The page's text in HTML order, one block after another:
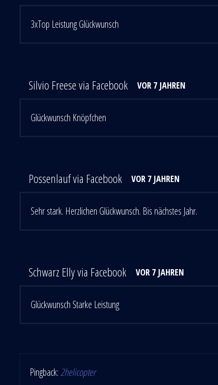
3xTop Leistung Glückwunsch
Silvio Freese via Facebook VOR 7 JAHREN
Glückwunsch Knöpfchen
Possenlauf via Facebook VOR 7 JAHREN
Sehr stark. Herzlichen Glückwunsch. Bis nächstes Jahr.
Schwarz Elly via Facebook VOR 7 JAHREN
Glückwunsch Starke Leistung
Pingback:2helicopter